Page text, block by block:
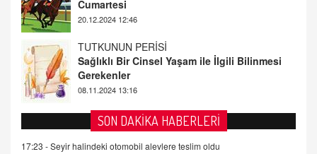
Gerekenler
08.11.2024 13:16
FARUK ÖNALAN
Tezkere Onaylanmasaydı…
2 Kasım 2021 Salı 00:11
AV. DOĞAN CAN DOĞAN
Kişisel verilerin korunması ve dijital hukukun
gelişimi
SON DAKİKA HABERLERİ
17:23 -Seyir halindeki otomobil alevlere teslim oldu